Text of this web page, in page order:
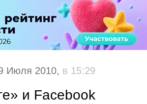
Июля 2010, в 15:29
и Facebook